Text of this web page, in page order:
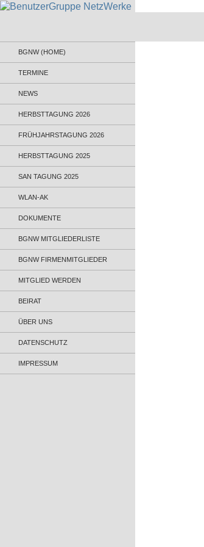
Administratoren und Anwender
BGNW (HOME)
TERMINE
NEWS
HERBSTTAGUNG 2026
FRÜHJAHRSTAGUNG 2026
HERBSTTAGUNG 2025
SAN TAGUNG 2025
WLAN-AK
DOKUMENTE
BGNW MITGLIEDERLISTE
BGNW FIRMENMITGLIEDER
MITGLIED WERDEN
BEIRAT
ÜBER UNS
DATENSCHUTZ
IMPRESSUM